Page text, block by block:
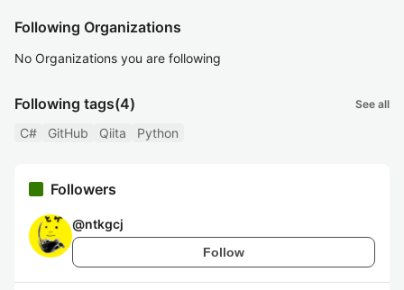
Following Organizations
No Organizations you are following
Following tags(4) See all
C# GitHub Qiita Python
Followers
@ntkgcj
Follow